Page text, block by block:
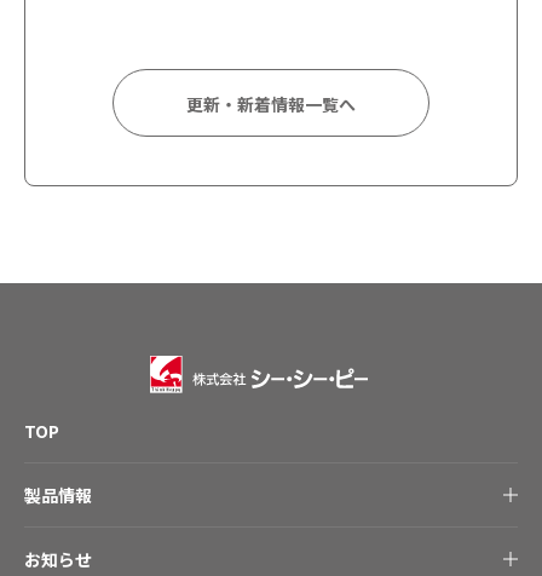
更新・新着情報一覧へ
TOP
製品情報
クリーナー
お知らせ